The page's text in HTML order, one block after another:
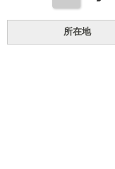
所在地